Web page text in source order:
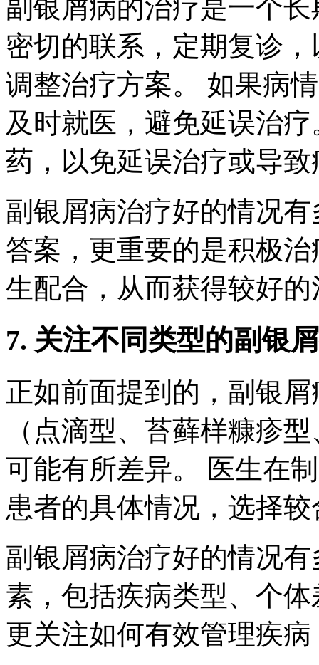
副银屑病的治疗是一个
密切的联系，定期复诊
调整治疗方案。 如果病
及时就医，避免延误治
药，以免延误治疗或导
副银屑病治疗好的情况
答案，更重要的是积极
生配合，从而获得较好
7. 关注不同类型的副银
正如前面提到的，副银
（点滴型、苔藓样糠疹
可能有所差异。 医生在
患者的具体情况，选择
副银屑病治疗好的情况
素，包括疾病类型、个
更关注如何有效管理疾